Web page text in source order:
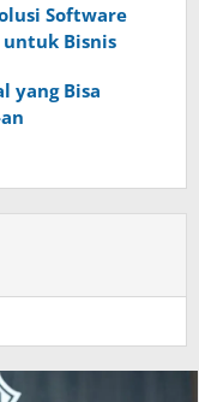
Software
Bisnis
yang Bisa